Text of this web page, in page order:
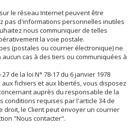
le réseau Internet peuvent être
pas d'informations personnelles inutiles
nous communiquer de telles
la voie postale.
(postales ou courrier électronique) ne
cas à des tiers ou communiquées à
de la loi N° 78-17 du 6 janvier 1978
fichiers et aux libertés, vous disposez
auprès du responsable de la
conditions requises par l'article 34 de
droit, le Client peut envoyer un courrier
"Nous contacter".